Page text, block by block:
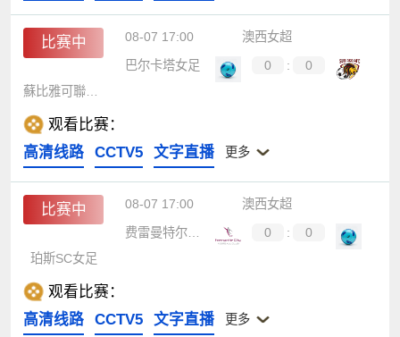
比赛中 08-07 17:00
澳西女超
巴尔卡塔女足
0 :
0
观看比赛：
高清线路
CCTV5 文字直播 更多
比赛中 08-07 17:00
澳西女超
费雷曼特尔市女足
0 :
0
珀斯SC女足
观看比赛：
高清线路
CCTV5 文字直播 更多